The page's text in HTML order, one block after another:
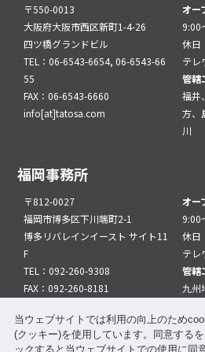
当ウェブサイトでは利用の向上のため
(クッキー)を使用しています。同意するを
ックすると当ウェブサイトでの使用に同
〒550-0013
大阪府大阪市西区新町1-4-26
四ツ橋グランドビル
TEL：06-6543-6654, 06-6543-66
55
FAX：06-6543-6660
info[at]tatosa.com
オー
9:00
休日
テレ
管轄
福井
方、
川
福岡事務所
〒812-0027
福岡市博多区下川端町2-1
博多リバレインイースト サイト11
F
TEL：092-260-9308
FAX：092-260-8181
オー
9:00
休日
テレ
管轄
九州